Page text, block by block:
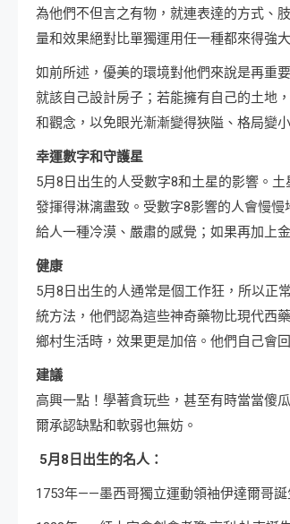
為他們不但言之有物，就連表達的方式、
量和效果絕對比單獨運用任一種都來得強大
如前所述，優美的環境對他們來說是再重
就該自己設計房子；若能擁有自己的土地
和觀念，以免眼光漸漸變得狹隘、格局變
幸運數字和守護星
5月8日出生的人受數字8和土星的影響。
發揮得淋漓盡致。受數字8影響的人會慢
給人一種冷漠、嚴肅的感覺；如果再加上
健康
5月8日出生的人通常是個工作狂，所以正
統方法，他們認為這些神奇藥物比現代西
鄉村生活時，效果更是加倍。他們自己會
建議
高興一點！學著貪玩些，甚至有時當當傻
爾承認缺點和軟弱也無妨。
5月8日出生的名人：
1753年——墨西哥獨立運動領袖伊達爾哥誕